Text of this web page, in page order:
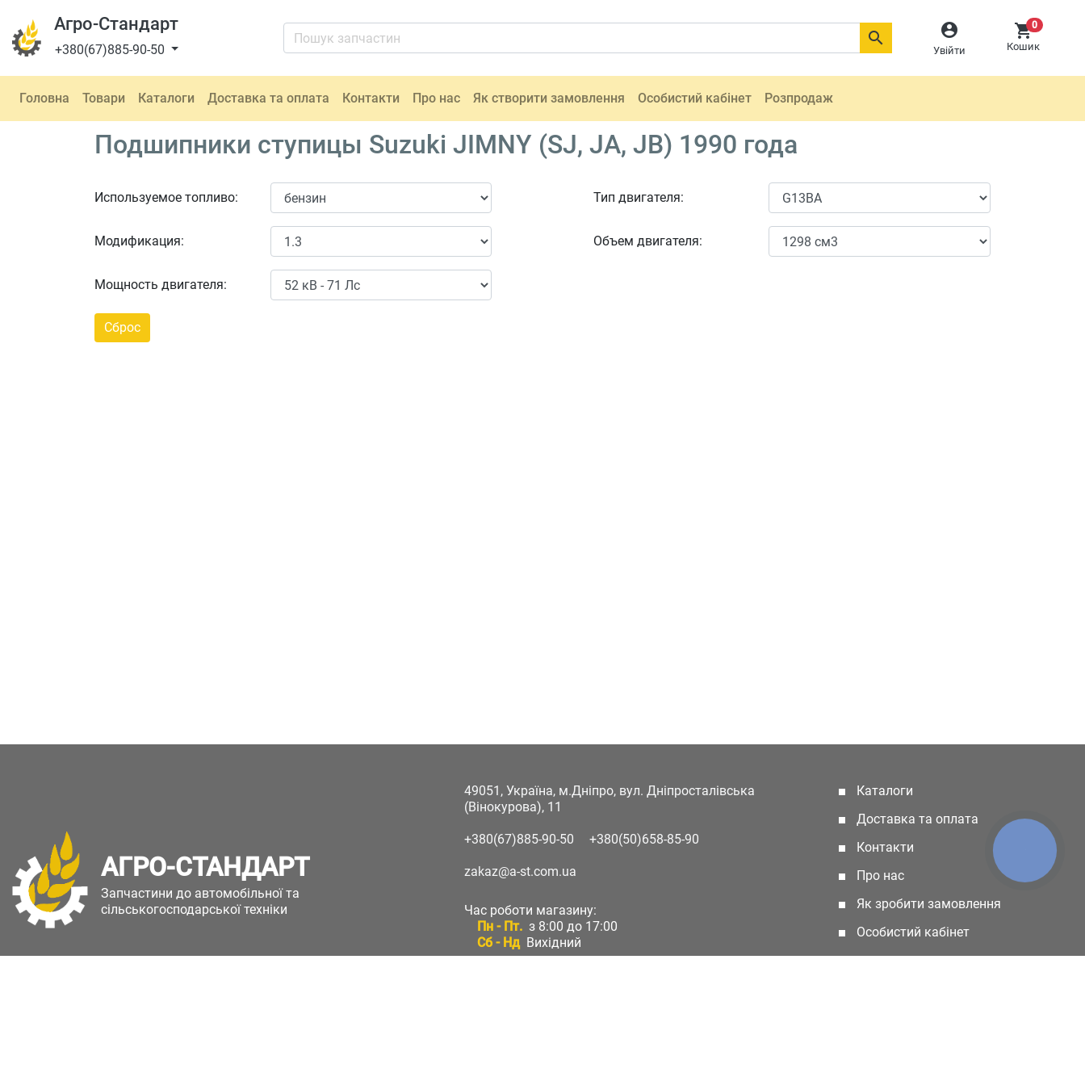
Агро-Стандарт
+380(67)885-90-50

Увійти
0
Кошик

Головна Товари Каталоги Доставка та оплата Контакти Про нас Як створити замовлення Особистий кабінет Розпродаж
Подшипники ступицы Suzuki JIMNY (SJ, JA, JB) 1990 года
Используемое топливо:
Модификация:
Мощность двигателя:
Тип двигателя:
Объем двигателя:
АГРО-СТАНДАРТ
Запчастини до автомобільної та
сільськогосподарської техніки
49051, Україна, м.Дніпро, вул. Дніпросталівська
(Вінокурова), 11
+380(67)885-90-50 +380(50)658-85-90
zakaz@a-st.com.ua
Час роботи магазину:
Пн - Пт. з 8:00 до 17:00
Сб - Нд Вихідний
Каталоги
Доставка та оплата
Контакти
Про нас
Як зробити замовлення
Особистий кабінет